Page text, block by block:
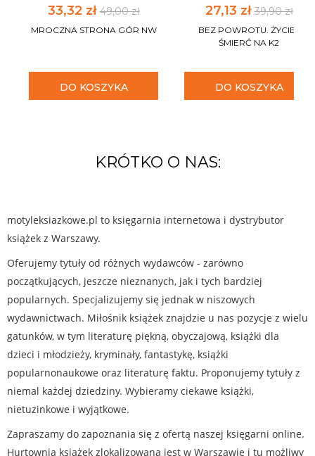
33,32 zł49,00 zł
MROCZNA STRONA GÓR NW
DO KOSZYKA
27,13 zł39,90 zł
BEZ POWROTU. ŻYCIE I
ŚMIERĆ NA K2
DO KOSZYKA
KRÓTKO O NAS:
motyleksiazkowe.pl to księgarnia internetowa i dystrybutor
książek z Warszawy.
Oferujemy tytuły od różnych wydawców - zarówno
początkujących, jeszcze nieznanych, jak i tych bardziej
popularnych. Specjalizujemy się jednak w niszowych
wydawnictwach. Miłośnik książek znajdzie u nas pozycje z wielu
gatunków, w tym literaturę piękną, obyczajową, książki dla
dzieci i młodzieży, kryminały, fantastykę, książki
popularnonaukowe oraz literaturę faktu. Proponujemy tytuły z
niemal każdej dziedziny. Wybieramy ciekawe książki,
nietuzinkowe i wyjątkowe.
Zapraszamy do zapoznania się z ofertą naszej księgarni online.
Hurtownia książek zlokalizowana jest w Warszawie i tu możliwy